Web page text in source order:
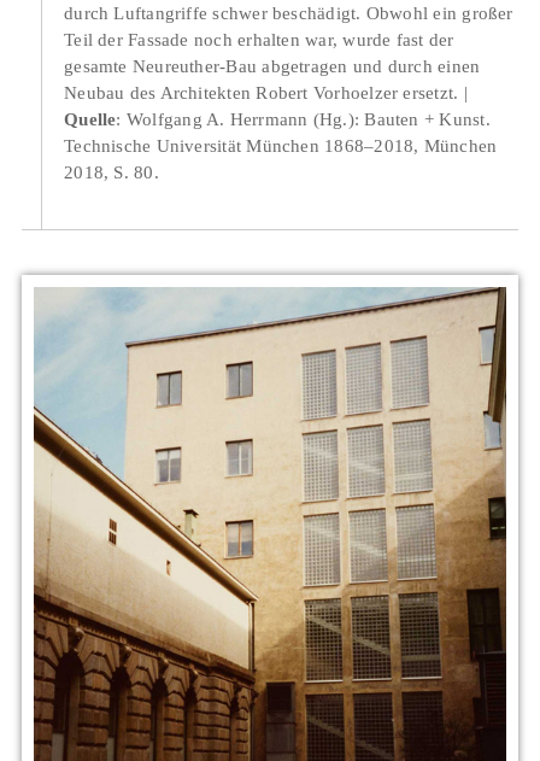
durch Luftangriffe schwer beschädigt. Obwohl ein großer
Teil der Fassade noch erhalten war, wurde fast der
gesamte Neureuther-Bau abgetragen und durch einen
Neubau des Architekten Robert Vorhoelzer ersetzt.
Quelle: Wolfgang A. Herrmann (Hg.): Bauten + Kunst.
Technische Universität München 1868–2018, München
2018, S. 80.